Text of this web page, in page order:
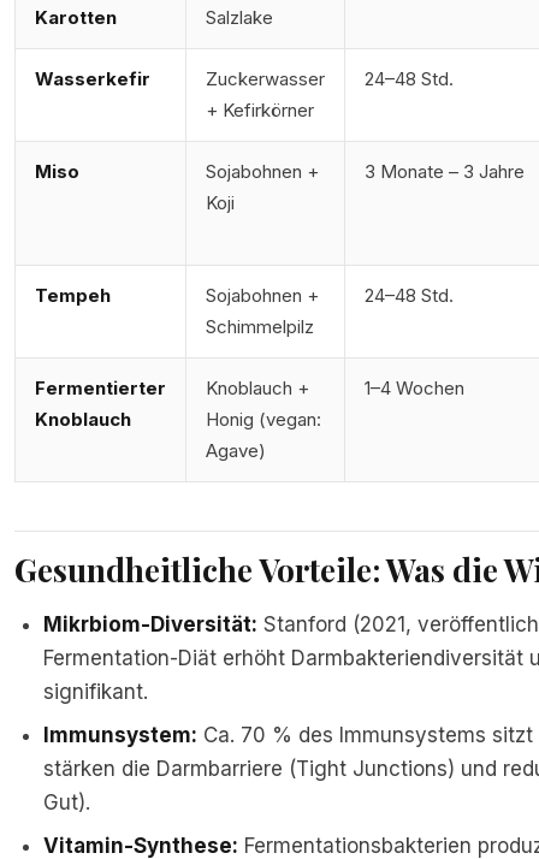
Karotten
Salzlake
Wasserkefir
Zuckerwasser
+ Kefirkörner
24–48 Std.
Miso
Sojabohnen +
Koji
3 Monate – 3 Jahre
Tempeh
Sojabohnen +
Schimmelpilz
24–48 Std.
Fermentierter
Knoblauch
Knoblauch +
Honig (vegan:
Agave)
1–4 Wochen
Gesundheitliche Vorteile: Was die
Mikrbiom-Diversität: Stanford (2021,
Fermentation-Diät erhöht Darmbakteriendiversität
signifikant.
Immunsystem: Ca. 70 % des Immunsystems
stärken die Darmbarriere (Tight Junctions) und
Gut).
Vitamin-Synthese: Fermentationsbakterien